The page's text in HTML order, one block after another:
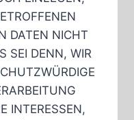
DATEN NICHT
SEI DENN, WIR
INTERESSEN,